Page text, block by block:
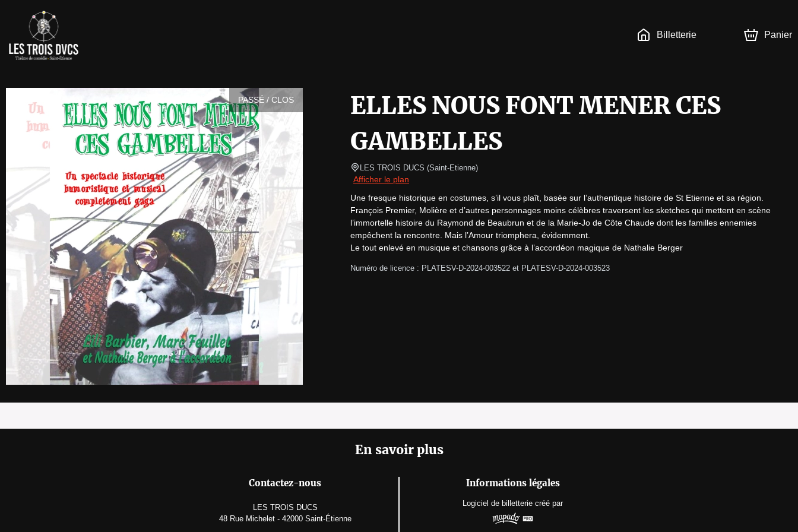
Billetterie Panier
PASSÉ / CLOS
ELLES NOUS FONT MENER CES
GAMBELLES
LES TROIS DUCS (Saint-Etienne)
Afficher le plan
Une fresque historique en costumes, s’il vous plaît, basée sur l’authentique histoire de St Etienne et sa région.
François Premier, Molière et d’autres personnages moins célèbres traversent les sketches qui mettent en scène
l’immortelle histoire du Raymond de Beaubrun et de la Marie-Jo de Côte Chaude dont les familles ennemies
empêchent la rencontre. Mais l’Amour triomphera, évidemment.
Le tout enlevé en musique et chansons grâce à l’accordéon magique de Nathalie Berger
Numéro de licence : PLATESV-D-2024-003522 et PLATESV-D-2024-003523
En savoir plus
Contactez-nous
LES TROIS DUCS
48 Rue Michelet - 42000 Saint-Étienne
Informations légales
Logiciel de billetterie créé par